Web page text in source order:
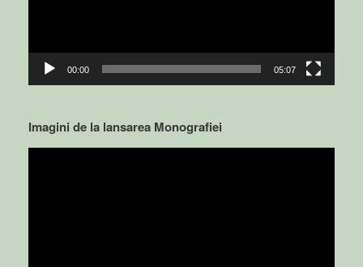
00:00 05:07
Imagini de la lansarea Monografiei